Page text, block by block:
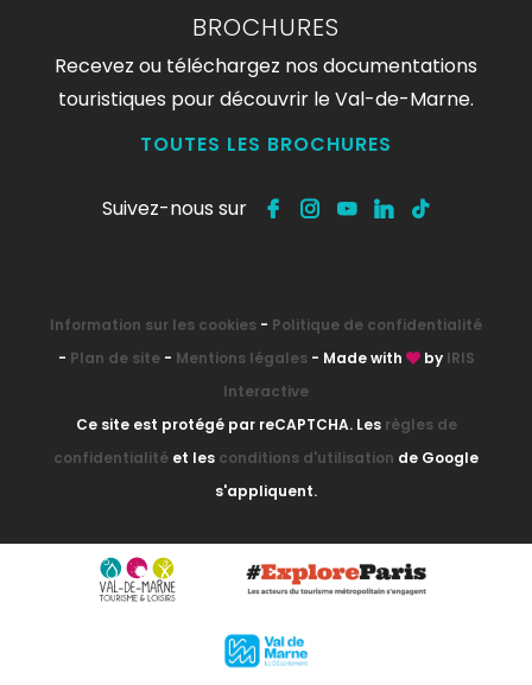
BROCHURES
Recevez ou téléchargez nos documentations
touristiques pour découvrir le Val-de-Marne.
TOUTES LES BROCHURES
Suivez-nous sur
Information sur les cookies - Politique de confidentialité
- Plan de site- Mentions légales- Made with by IRIS
Interactive
Ce site est protégé par reCAPTCHA. Les règles de
confidentialité et les conditions d'utilisation de Google
s'appliquent.